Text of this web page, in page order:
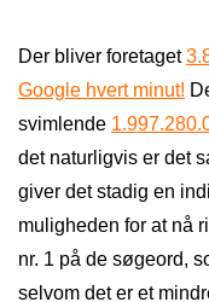
Der bliver foretaget
Google hvert minut!
svimlende
det naturligvis er det
giver det stadig en
muligheden for at nå
nr. 1 på de søgeord,
selvom det er et